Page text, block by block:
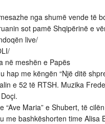
nga shumë vende të
sot pamë Shqipërinë e
live/
në meshën e Papës
hap me këngën “Një ditë
e 52 të RTSH. Muzika
“Ave Maria” e Shubert, të
me bashkëshorten time Alisa